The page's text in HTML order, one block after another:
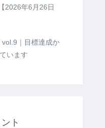
2026年6月26日
｜目標達成か
います
ト